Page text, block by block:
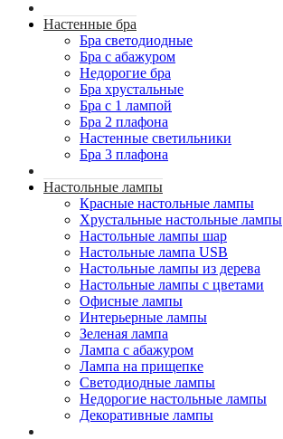
Настенные бра
Бра светодиодные
Бра с абажуром
Недорогие бра
Бра хрустальные
Бра с 1 лампой
Бра 2 плафона
Настенные светильники
Бра 3 плафона
Настольные лампы
Красные настольные лампы
Хрустальные настольные лампы
Настольные лампы шар
Настольные лампа USB
Настольные лампы из дерева
Настольные лампы с цветами
Офисные лампы
Интерьерные лампы
Зеленая лампа
Лампа с абажуром
Лампа на прищепке
Светодиодные лампы
Недорогие настольные лампы
Декоративные лампы